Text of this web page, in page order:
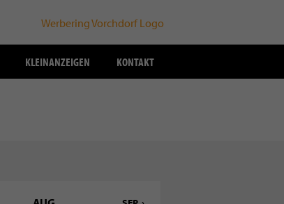
KLEINANZEIGEN KONTAKT